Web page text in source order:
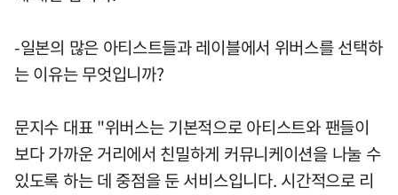
-일본의 많은 아티스트들과 레이블에서 위버스를 선택하
는 이유는 무엇입니까?
문지수 대표 "위버스는 기본적으로 아티스트와 팬들이
보다 가까운 거리에서 친밀하게 커뮤니케이션을 나눌 수
있도록 하는 데 중점을 둔 서비스입니다. 시간적으로 리